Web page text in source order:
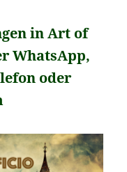
in Art of
WhatsApp,
oder